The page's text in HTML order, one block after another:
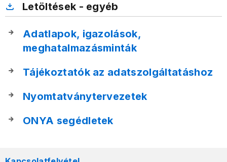
Letöltések - egyéb
Adatlapok, igazolások,
meghatalmazásminták
Tájékoztatók az adatszolgáltatáshoz
Nyomtatványtervezetek
ONYA segédletek